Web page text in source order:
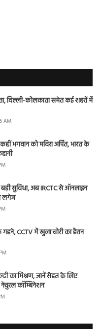
दिल्ली-कोलकाता समेत कई शहरों में
AM
भगवान को मदिरा अर्पित, भारत के
बड़ी सुविधा, अब IRCTC से ऑनलाइन
लगेज
CCTV में खुला चोरी का हैरान
का मिश्रण, जानें सेहत के लिए
कॉम्बिनेशन